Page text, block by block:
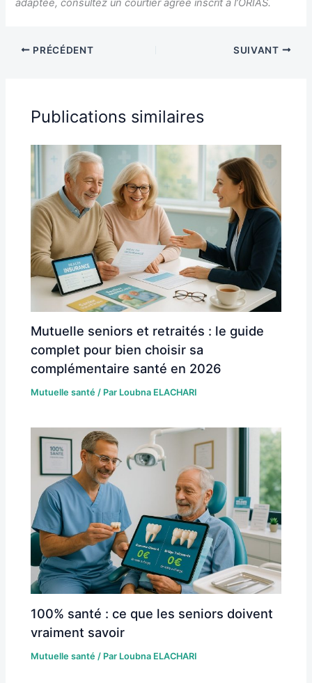
adaptée, consultez un courtier agréé inscrit à l’ORIAS.
PRÉCÉDENT SUIVANT
Publications similaires
Mutuelle seniors et retraités : le guide
complet pour bien choisir sa
complémentaire santé en 2026
Mutuelle santé / Par Loubna ELACHARI
100% santé : ce que les seniors doivent
vraiment savoir
Mutuelle santé / Par Loubna ELACHARI